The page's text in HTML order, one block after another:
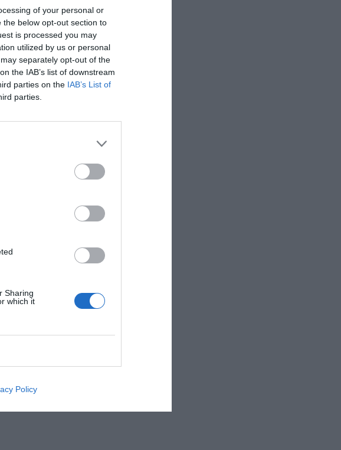
of your personal or
below opt-out section to
is processed you may
utilized by us or personal
separately opt-out of the
the IAB’s list of downstream
parties on the IAB’s List of
parties.
Sharing
which it
Policy